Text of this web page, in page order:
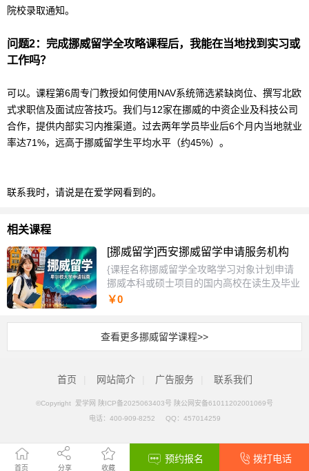
首页 分享 收藏
预约报名 拨打电话
院校录取通知。
问题2：完成挪威留学全攻略课程后，我能在当地找到实习或
工作吗？
可以。课程第6周专门教授如何使用NAV系统筛选紧缺岗位、撰写北欧
式求职信及面试应答技巧。我们与12家在挪威的中资企业及科技公司
合作，提供内部实习内推渠道。过去两年学员毕业后6个月内当地就业
率达71%，远高于挪威留学生平均水平（约45%）。
联系我时，请说是在爱学网看到的。
相关课程
[挪威留学]西安挪威留学申请服务机构
{课程名称挪威留学全攻略学习对象计划申请
挪威本科或硕士项目的国内高校在读生及毕业
生，具备一定英语基础但无挪威语能力。学员
流程及北欧就业前景缺乏系统了解，存在信息
碎片化与决策焦虑。同时适合有意转专业申请
北欧理工科、设计类或社会学专业的申请者，
色采用“案例推演+政策解读”双线教学，每节
策逻辑而非零散信息。独家设计“挪威院校匹
配矩阵”，根据学员GPA、专业背景、预算及
“签证材料模拟审核”服务，由前挪威移民局顾
问指导材料预审，降低拒签风险。区别于泛欧
￥0
查看更多挪威留学课程>>
首页 网站简介 广告服务 联系我们
©Copyright 爱学网
陕ICP备2025063403号 陕公网安备61011202001069号
电话： 400-909-8252 QQ： 457014259